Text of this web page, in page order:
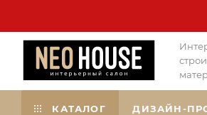
КАТАЛОГ ДИЗАЙН-